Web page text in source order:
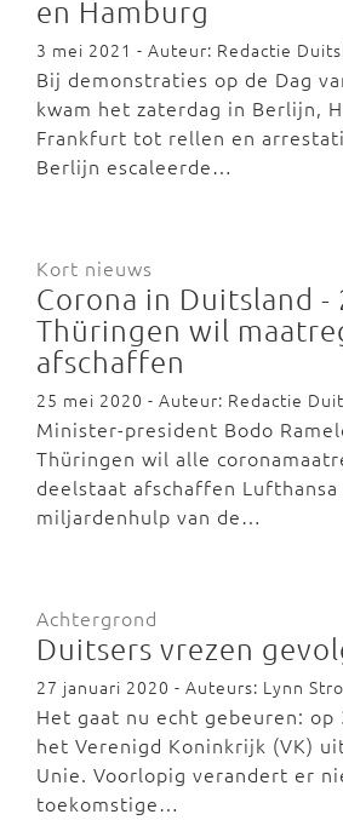
en Hamburg
3 mei 2021 - Auteur: Redactie
Bij demonstraties op de Dag
kwam het zaterdag in Berlijn,
Frankfurt tot rellen en
Berlijn escaleerde…
Kort nieuws
Corona in Duitsland -
Thüringen wil
afschaffen
25 mei 2020 - Auteur: Redactie
Minister-president Bodo
Thüringen wil alle
deelstaat afschaffen
miljardenhulp van de…
Achtergrond
Duitsers vrezen
27 januari 2020 - Auteurs: Lynn
Het gaat nu echt gebeuren:
het Verenigd Koninkrijk (VK)
Unie. Voorlopig verandert er
toekomstige…